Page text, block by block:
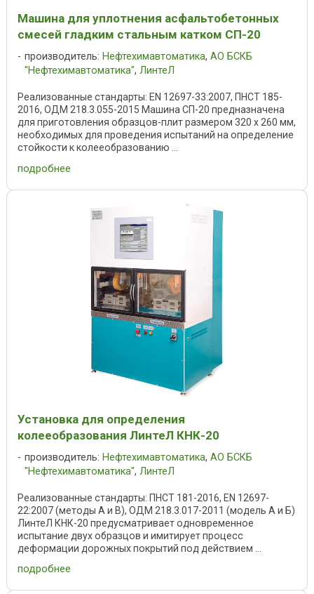
Машина для уплотнения асфальтобетонных
смесей гладким стальным катком СП-20
производитель: Нефтехимавтоматика, АО БСКБ
"Нефтехимавтоматика", ЛинтеЛ
Реализованные стандарты: EN 12697-33:2007, ПНСТ 185-
2016, ОДМ 218.3.055-2015 Машина СП-20 предназначена
для приготовления образцов-плит размером 320 х 260 мм,
необходимых для проведения испытаний на определение
стойкости к колееобразованию ...
подробнее
Установка для определения
колееобразования ЛинтеЛ КНК-20
производитель: Нефтехимавтоматика, АО БСКБ
"Нефтехимавтоматика", ЛинтеЛ
Реализованные стандарты: ПНСТ 181-2016, EN 12697-
22:2007 (методы A и B), ОДМ 218.3.017-2011 (модель А и Б)
ЛинтеЛ КНК-20 предусматривает одновременное
испытание двух образцов и имитирует процесс
деформации дорожных покрытий под действием ...
подробнее